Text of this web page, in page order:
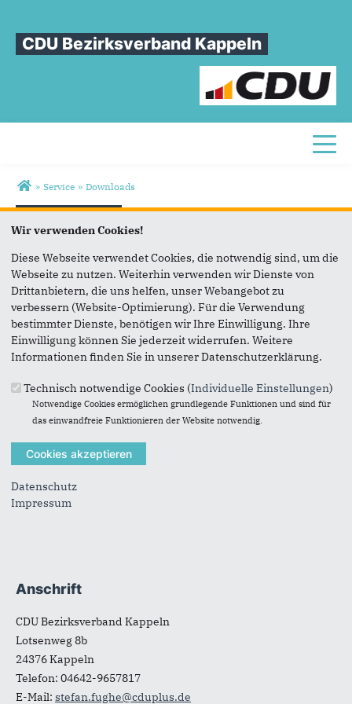
CDU Bezirksverband Kappeln
Sie sind hier
» Service » Downloads
Downloads
Kommunalwahlprogramm der CDU Kappeln 2023-2028
(Langfassung)(761 KB, 20.04.2023)
Kommunalwahlprogramm der CDU Kappeln 2023-2028
(Kurzform)(619 KB, 20.04.2023)
Kommunalwahlprogramm CDU Schleswig-Flensburg
2023-2028(619 KB, 05.02.2023)
Satzung der CDU Schleswig-Flensburg
01.09.2012)
Satzung der CDU Schleswig-Holstein
Fußbereich
Anschrift
CDU Bezirksverband Kappeln
Lotsenweg 8b
24376Kappeln
Telefon: 04642-9657817
E-Mail: stefan.fughe@cduplus.de
Wir verwenden Cookies!
Diese Webseite verwendet Cookies, die notwendig sind, um die
Webseite zu nutzen. Weiterhin verwenden wir Dienste von
Drittanbietern, die uns helfen, unser Webangebot zu
verbessern (Website-Optimierung). Für die Verwendung
bestimmter Dienste, benötigen wir Ihre Einwilligung. Ihre
Einwilligung können Sie jederzeit widerrufen. Weitere
Informationen finden Sie in unserer Datenschutzerklärung.
Technisch notwendige Cookies (Individuelle Einstellungen)
Notwendige Cookies ermöglichen grundlegende Funktionen und sind für
das einwandfreie Funktionieren der Website notwendig.
Datenschutz
Impressum